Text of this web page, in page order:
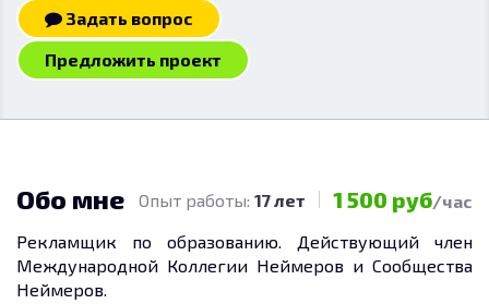
Задать вопрос
Предложить проект
Обо мне Опыт работы: 17 лет 1 500 руб/час
Рекламщик по образованию. Действующий член
Международной Коллегии Неймеров и Сообщества
Неймеров.